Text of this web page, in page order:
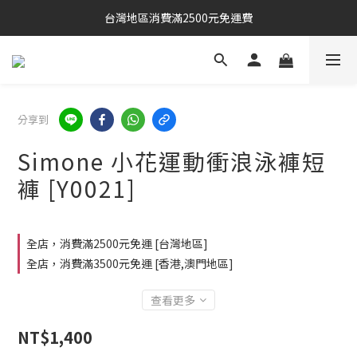
台灣地區消費滿2500元免運費
分享到
Simone 小花運動衝浪泳褲短
褲 [Y0021]
全店，消費滿2500元免運 [台灣地區]
全店，消費滿3500元免運 [香港,澳門地區]
查看更多
NT$1,400